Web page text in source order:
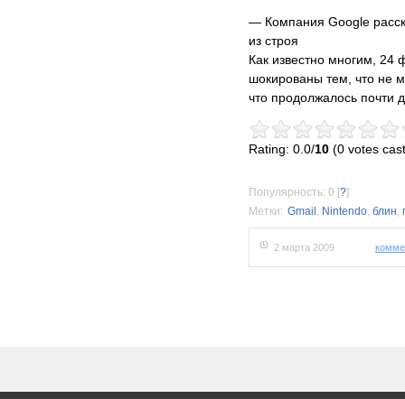
— Компания Google
из строя
Как известно многим, 24
шокированы тем, что не
что продолжалось почти
Rating: 0.0/10 (0 votes
Популярность: 0 [?]
Метки: Gmail , Nintendo, блин,
2 марта 2009